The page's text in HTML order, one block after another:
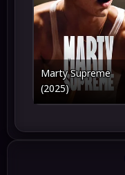
Marty Supreme
(2025)